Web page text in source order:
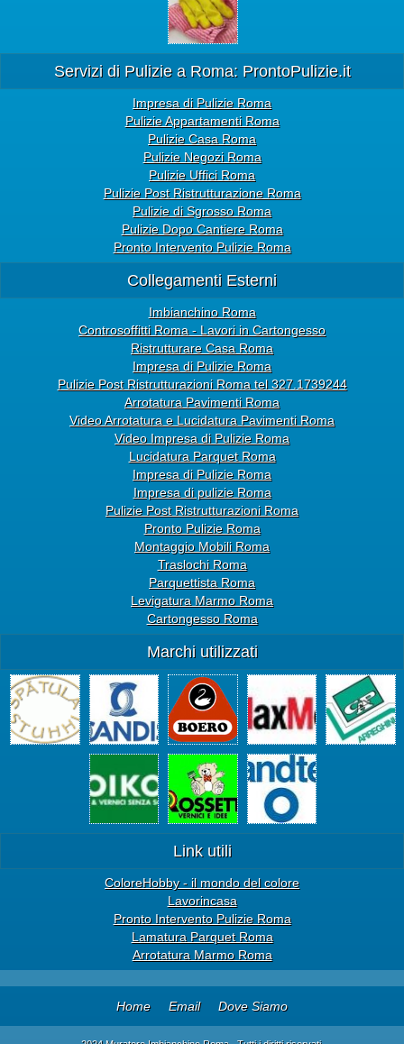
Servizi di Pulizie a Roma: ProntoPulizie.it
Impresa di Pulizie Roma
Pulizie Appartamenti Roma
Pulizie Casa Roma
Pulizie Negozi Roma
Pulizie Uffici Roma
Pulizie Post Ristrutturazione Roma
Pulizie di Sgrosso Roma
Pulizie Dopo Cantiere Roma
Pronto Intervento Pulizie Roma
Collegamenti Esterni
Imbianchino Roma
Controsoffitti Roma - Lavori in Cartongesso
Ristrutturare Casa Roma
Impresa di Pulizie Roma
Pulizie Post Ristrutturazioni Roma tel 327.1739244
Arrotatura Pavimenti Roma
Video Arrotatura e Lucidatura Pavimenti Roma
Video Impresa di Pulizie Roma
Lucidatura Parquet Roma
Impresa di Pulizie Roma
Impresa di pulizie Roma
Pulizie Post Ristrutturazioni Roma
Pronto Pulizie Roma
Montaggio Mobili Roma
Traslochi Roma
Parquettista Roma
Levigatura Marmo Roma
Cartongesso Roma
Marchi utilizzati
Link utili
ColoreHobby - il mondo del colore
Lavorincasa
Pronto Intervento Pulizie Roma
Lamatura Parquet Roma
Arrotatura Marmo Roma
Home Email Dove Siamo